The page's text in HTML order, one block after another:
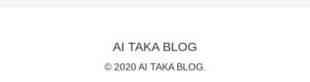
AI TAKA BLOG
© 2020 AI TAKA BLOG.